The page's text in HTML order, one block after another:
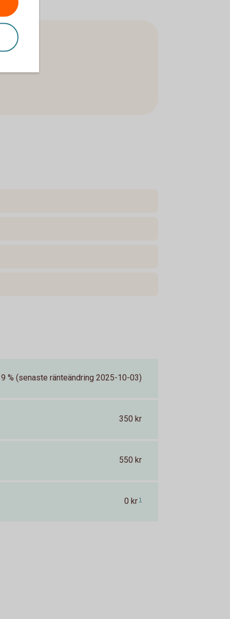
% (senaste ränteändring 2025-10-03)
350 kr
550 kr
0 kr 1